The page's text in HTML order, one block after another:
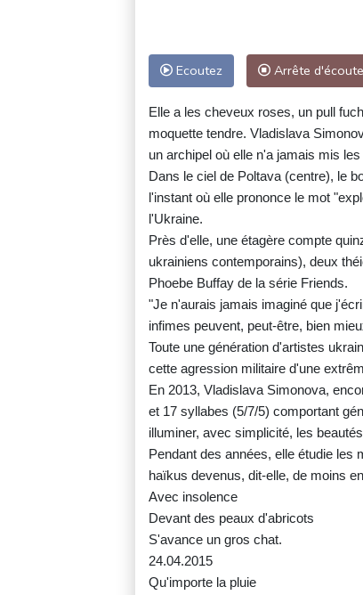
Ecoutez Arrête
Elle a les cheveux roses, un pull
moquette tendre. Vladislava
un archipel où elle n'a jamais mis les
Dans le ciel de Poltava (centre), le
l'instant où elle prononce le mot
l'Ukraine.
Près d'elle, une étagère compte
ukrainiens contemporains), deux
Phoebe Buffay de la série Friends.
"Je n'aurais jamais imaginé que
infimes peuvent, peut-être, bien
Toute une génération d'artistes
cette agression militaire d'une
En 2013, Vladislava Simonova,
et 17 syllabes (5/7/5) comportant
illuminer, avec simplicité, les
Pendant des années, elle étudie les
haïkus devenus, dit-elle, de moins
Avec insolence
Devant des peaux d'abricots
S'avance un gros chat.
24.04.2015
Qu'importe la pluie